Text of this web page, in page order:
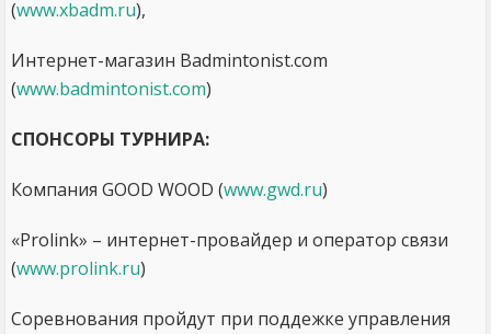
(www.xbadm.ru),
Интернет-магазин Badmintonist.com
(www.badmintonist.com)
СПОНСОРЫ ТУРНИРА:
Компания GOOD WOOD (www.gwd.ru)
«Prolink» – интернет-провайдер и оператор связи
(www.prolink.ru)
Соревнования пройдут при поддежке управления